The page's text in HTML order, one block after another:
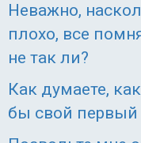
Неважно,
плохо, все
не так ли?
Как думаете,
бы свой первый